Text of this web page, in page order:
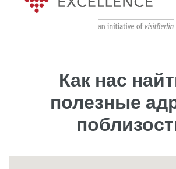
Как нас
полезные